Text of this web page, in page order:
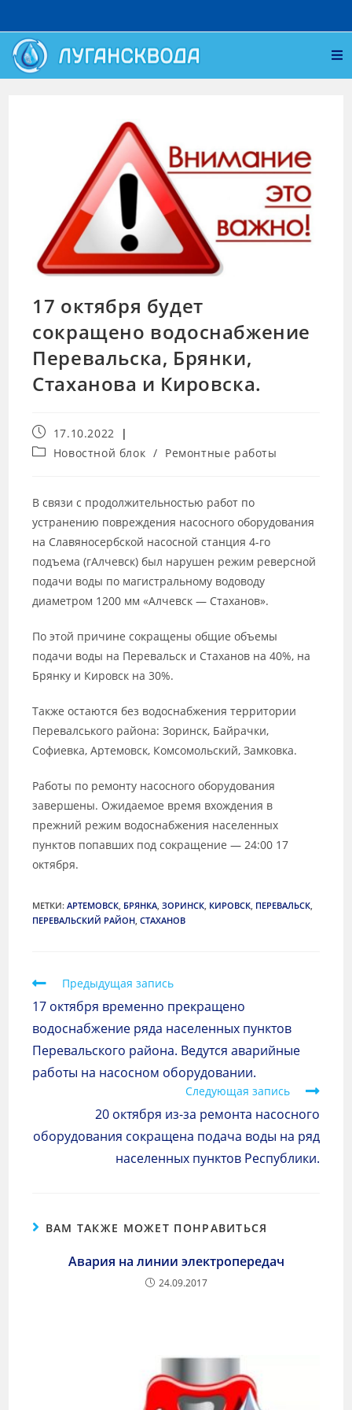
17 октября будет
сокращено водоснабжение
Перевальска, Брянки,
Стаханова и Кировска.
17.10.2022
Новостной блок / Ремонтные работы
В связи с продолжительностью работ по
устранению повреждения насосного оборудования
на Славяносербской насосной станция 4-го
подъема (гАлчевск) был нарушен режим реверсной
подачи воды по магистральному водоводу
диаметром 1200 мм «Алчевск — Стаханов».
По этой причине сокращены общие объемы
подачи воды на Перевальск и Стаханов на 40%, на
Брянку и Кировск на 30%.
Также остаются без водоснабжения территории
Перевалського района: Зоринск, Байрачки,
Софиевка, Артемовск, Комсомольский, Замковка.
Работы по ремонту насосного оборудования
завершены. Ожидаемое время вхождения в
прежний режим водоснабжения населенных
пунктов попавших под сокращение — 24:00 17
октября.
МЕТКИ:АРТЕМОВСК БРЯНКА ЗОРИНСК КИРОВСК ПЕРЕВАЛЬСК
ПЕРЕВАЛЬСКИЙ РАЙОН СТАХАНОВ
Предыдущая запись
17 октября временно прекращено
водоснабжение ряда населенных пунктов
Перевальского района. Ведутся аварийные
работы на насосном оборудовании.
Следующая запись
20 октября из-за ремонта насосного
оборудования сокращена подача воды на ряд
населенных пунктов Республики.
ВАМ ТАКЖЕ МОЖЕТ ПОНРАВИТЬСЯ
Авария на линии электропередач
24.09.2017